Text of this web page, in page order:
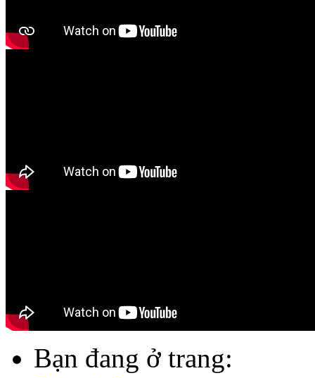
Bạn đang ở trang: